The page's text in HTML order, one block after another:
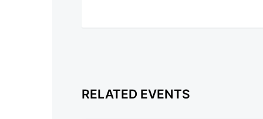
RELATED EVENTS